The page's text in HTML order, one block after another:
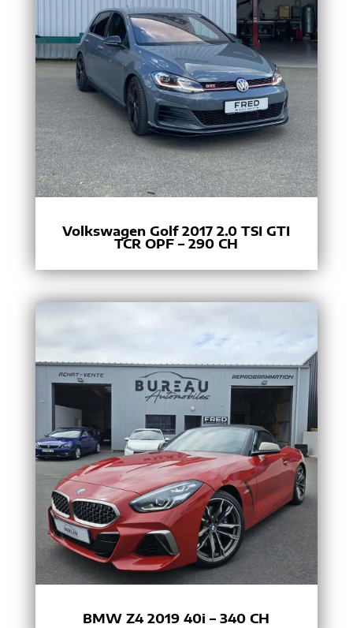
Volkswagen Golf 2017 2.0 TSI GTI
TCR OPF – 290 CH
BMW Z4 2019 40i – 340 CH